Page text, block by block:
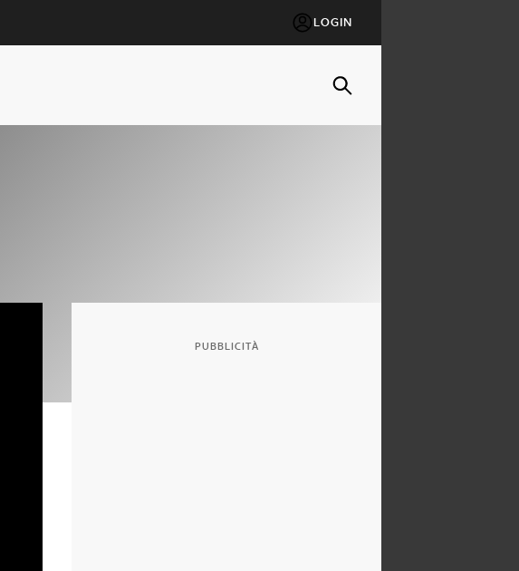
LOGIN
PUBBLICITÀ